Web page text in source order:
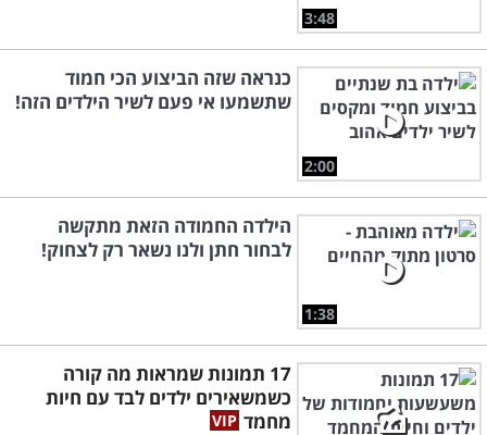
3:48
2:00
כנראה שזה הביצוע הכי חמוד
שתשמעו אי פעם לשיר הילדים הזה!
1:38
הילדה החמודה הזאת מתקשה
לבחור חתן ולנו נשאר רק לצחוק!
17 תמונות שמראות מה קורה
כשמשאירים ילדים לבד עם חיות
מחמד